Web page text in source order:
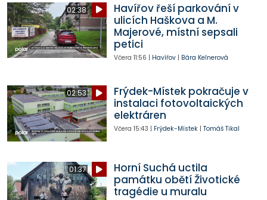
02:38
Havířov řeší parkování v
ulicích Haškova a M.
Majerové, místní sepsali
petici
Včera 11:56 | Havířov| Bára Kelnerová
02:53
Frýdek-Místek pokračuje v
instalaci fotovoltaických
elektráren
Včera 15:43 | Frýdek-Místek| Tomáš Tikal
01:37
Horní Suchá uctila
památku obětí Životické
tragédie u muralu